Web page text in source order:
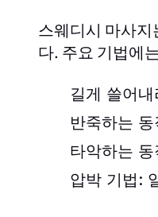
스웨디시 마사지
다. 주요 기법에
길게 쓸어
반죽하는 동
타악하는 동
압박 기법: